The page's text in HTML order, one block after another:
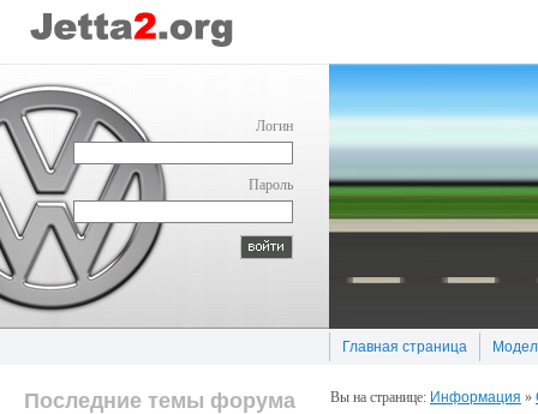
Логин
Пароль
Главная страница
Последние темы форума Вы на странице: Информация »